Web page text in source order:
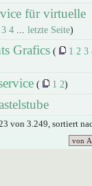
für virtuelle
3 4 letzte Seite)
Grafics ( 1 2 3
( 1 2)
von 3.249, sortiert